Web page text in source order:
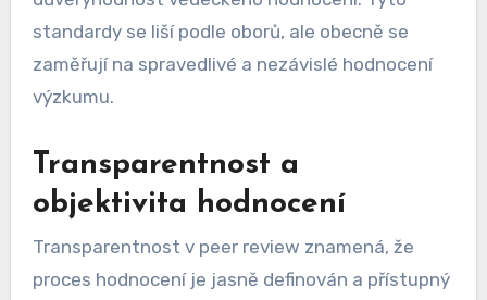
standardy se liší podle oborů, ale obecně se
zaměřují na spravedlivé a nezávislé hodnocení
výzkumu.
Transparentnost a
objektivita hodnocení
Transparentnost v peer review znamená, že
proces hodnocení je jasně definován a přístupný